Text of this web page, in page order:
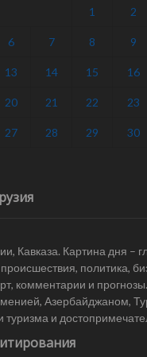
1 2
6 7 8 9
13 14 15 16
20 21 22 23
27 28 29 30
Кавказа. Картина дня –
политика,
комментарии и
Азербайджаном,
туризма и